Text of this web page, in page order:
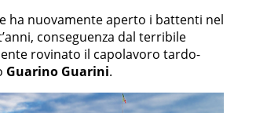
ha nuovamente aperto i battenti nel
conseguenza dal terribile
rovinato il capolavoro tardo-
Guarino Guarini.